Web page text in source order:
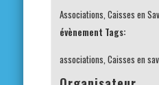
Associations, Caisses en
évènement Tags:
associations, Caisses en